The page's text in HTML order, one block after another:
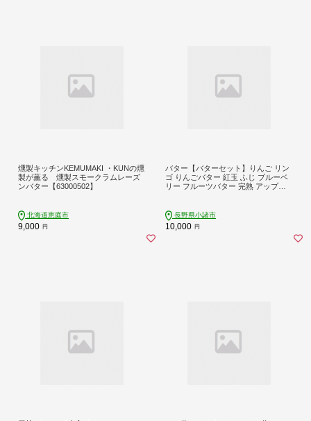
燻製キッチンKEMUMAKI ・KUNの燻
製が薫る 燻製スモークラムレーズ
ンバター【63000502】
北海道恵庭市
9,000 円
バター【バターセット】りんご リン
ゴ りんごバター 紅玉 ふじ ブルーベ
リー フルーツバター 完熟 アップル
長野長野県小諸市
10,000 円